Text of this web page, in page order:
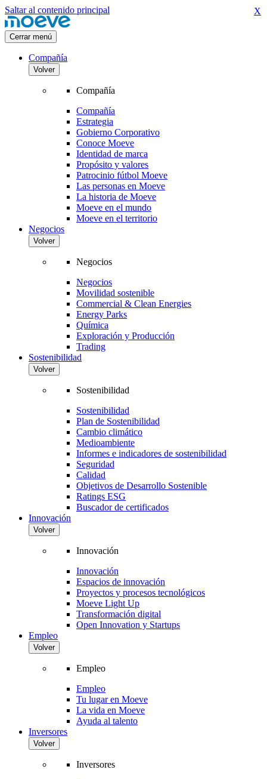
Saltar al contenido principal
Cerrar menú
Compañía
Volver
Compañía
Compañía
Estrategia
Gobierno Corporativo
Conoce Moeve
Identidad de marca
Propósito y valores
Patrocinio fútbol Moeve
Las personas en Moeve
La historia de Moeve
Moeve en el mundo
Moeve en el territorio
Negocios
Volver
Negocios
Negocios
Movilidad sostenible
Commercial & Clean Energies
Energy Parks
Química
Exploración y Producción
Trading
Sostenibilidad
Volver
Sostenibilidad
Sostenibilidad
Plan de Sostenibilidad
Cambio climático
Medioambiente
Informes e indicadores de sostenibilidad
Seguridad
Calidad
Objetivos de Desarrollo Sostenible
Ratings ESG
Buscador de certificados
Innovación
Volver
Innovación
Innovación
Espacios de innovación
Proyectos y procesos tecnológicos
Moeve Light Up
Transformación digital
Open Innovation y Startups
Empleo
Volver
Empleo
Empleo
Tu lugar en Moeve
La vida en Moeve
Ayuda al talento
Inversores
Volver
Inversores
X